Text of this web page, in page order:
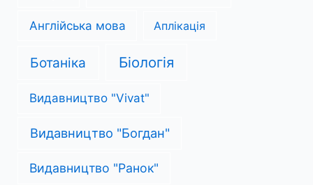
Англійська мова Аплікація
Ботаніка Біологія
Видавництво "Vivat"
Видавництво "Богдан"
Видавництво "Ранок"